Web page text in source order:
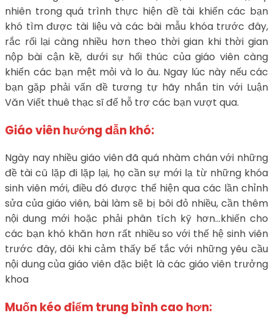
nhiên trong quá trình thực hiện đề tài khiến các bạn
khó tìm được tài liệu và các bài mẫu khóa trước đây,
rắc rối lại càng nhiều hơn theo thời gian khi thời gian
nộp bài cận kề, dưới sự hối thúc của giáo viên càng
khiến các bạn mệt mỏi và lo âu. Ngay lúc này nếu các
bạn gặp phải vấn đề tương tự hãy nhắn tin với Luận
Văn Viết thuê thạc sĩ để hỗ trợ các bạn vượt qua.
Giáo viên hướng dẫn khó:
Ngày nay nhiều giáo viên đã quá nhàm chán với những
đề tài cũ lặp đi lặp lại, họ cần sự mới lạ từ những khóa
sinh viên mới, điều đó được thể hiện qua các lần chỉnh
sửa của giáo viên, bài làm sẽ bị bôi đỏ nhiều, cần thêm
nội dung mới hoặc phải phân tích kỹ hơn…khiến cho
các bạn khó khăn hơn rất nhiều so với thế hệ sinh viên
trước đây, đôi khi cảm thấy bế tắc với những yêu cầu
nội dung của giáo viên đặc biệt là các giáo viên trưởng
khoa
Muốn kéo điểm trung bình cao hơn: